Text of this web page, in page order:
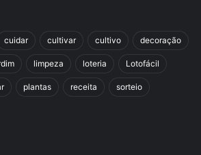
cuidar cultivar cultivo decoração
limpeza loteria Lotofácil
plantas receita sorteio